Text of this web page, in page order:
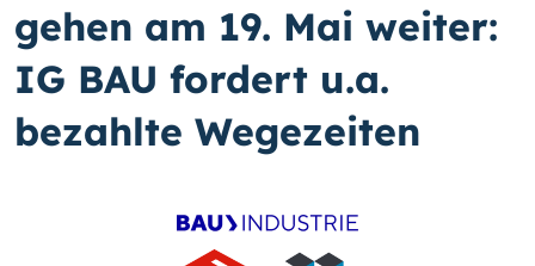
gehen am 19. Mai weiter:
IG BAU fordert u.a.
bezahlte Wegezeiten